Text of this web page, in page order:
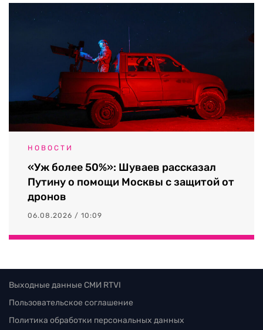
НОВОСТИ
«Уж более 50%»: Шуваев рассказал
Путину о помощи Москвы с защитой от
дронов
06.08.2026 / 10:09
Выходные данные СМИ RTVI
Пользовательское соглашение
Политика обработки персональных данных